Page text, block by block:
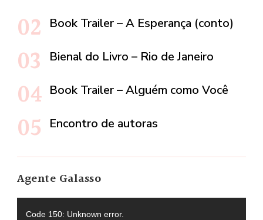
Book Trailer – A Esperança (conto)
Bienal do Livro – Rio de Janeiro
Book Trailer – Alguém como Você
Encontro de autoras
Agente Galasso
Code 150: Unknown error.